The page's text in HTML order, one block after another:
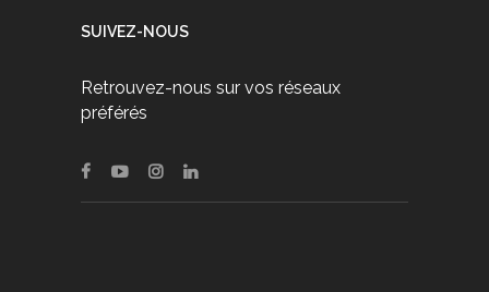
SUIVEZ-NOUS
Retrouvez-nous sur vos réseaux
préférés